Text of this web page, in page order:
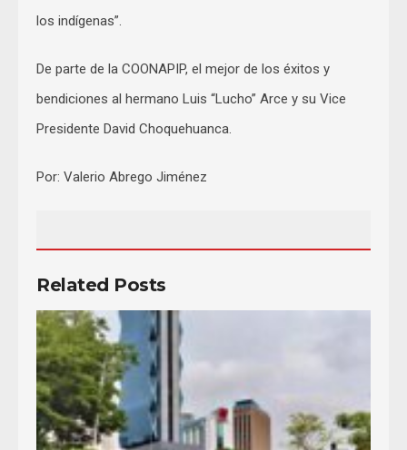
los indígenas”.
De parte de la COONAPIP, el mejor de los éxitos y
bendiciones al hermano Luis “Lucho” Arce y su Vice
Presidente David Choquehuanca.
Por: Valerio Abrego Jiménez
Related Posts